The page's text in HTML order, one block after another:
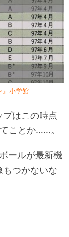
』小学館
プはこの時点
ことか……。
ールが最新機
もつかないな